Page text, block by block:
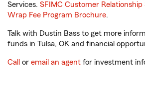
Services. SFIMC Customer
Wrap Fee Program Brochure.
Talk with Dustin Bass to get more
funds in Tulsa, OK and financial
Call or email an agent for investment